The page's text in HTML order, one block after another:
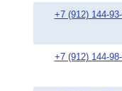
+7 (912) 144-
+7 (912) 144-